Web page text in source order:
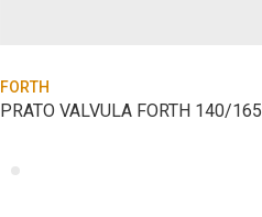
FORTH
PRATO VALVULA FORTH 140/165